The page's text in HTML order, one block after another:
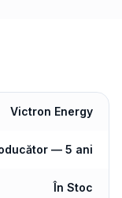
Victron Energy
— 5 ani
În Stoc